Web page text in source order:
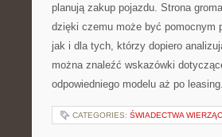
planują zakup pojazdu. Strona
dzięki czemu może być pomocnym
jak i dla tych, którzy dopiero
można znaleźć wskazówki
odpowiedniego modelu aż po
CATEGORIES: ŚWIADECTWA